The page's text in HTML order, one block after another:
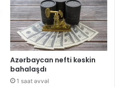
Azərbaycan nefti kəskin
bahalaşdı
1 saat əvvəl